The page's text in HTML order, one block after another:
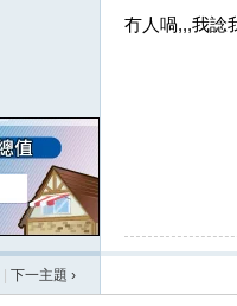
冇人喎,,,我諗
下一主題 ›